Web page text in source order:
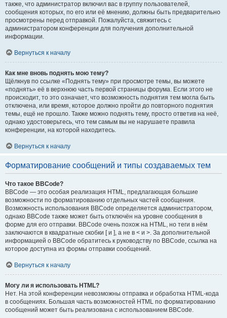
также, что администратор включил вас в группу пользователей,
сообщения которых, по его или её мнению, должны быть предварительно
просмотрены перед отправкой. Пожалуйста, свяжитесь с
администратором конференции для получения дополнительной
информации.
Вернуться к началу
Как мне вновь поднять мою тему?
Щёлкнув по ссылке «Поднять тему» при просмотре темы, вы можете
«поднять» её в верхнюю часть первой страницы форума. Если этого не
происходит, то это означает, что возможность поднятия тем могла быть
отключена, или время, которое должно пройти до повторного поднятия
темы, ещё не прошло. Также можно поднять тему, просто ответив на неё,
однако удостоверьтесь, что тем самым вы не нарушаете правила
конференции, на которой находитесь.
Вернуться к началу
Форматирование сообщений и типы создаваемых тем
Что такое BBCode?
BBCode — это особая реализация HTML, предлагающая большие
возможности по форматированию отдельных частей сообщения.
Возможность использования BBCode определяется администратором,
однако BBCode также может быть отключён на уровне сообщения в
форме для его отправки. BBCode очень похож на HTML, но теги в нём
заключаются в квадратные скобки [ и ], а не в < и >. За дополнительной
информацией о BBCode обратитесь к руководству по BBCode, ссылка на
которое доступна из формы отправки сообщений.
Вернуться к началу
Могу ли я использовать HTML?
Нет. На этой конференции невозможны отправка и обработка HTML-кода
в сообщениях. Большая часть возможностей HTML по форматированию
сообщений может быть реализована с использованием BBCode.